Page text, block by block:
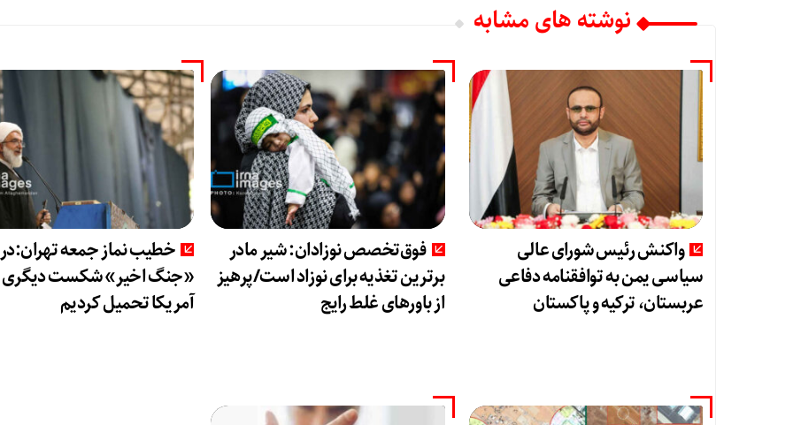
نوشته های مشابه
واکنش رئیس شورای عالی
سیاسی یمن به توافقنامه دفاعی
عربستان، ترکیه و پاکستان
فوق‌تخصص نوزادان: شیر مادر
برترین تغذیه برای نوزاد است/پرهیز
از باورهای غلط رایج
خطیب نماز جمعه تهران:در
«جنگ اخیر» شکست دیگری
آمریکا تحمیل کردیم